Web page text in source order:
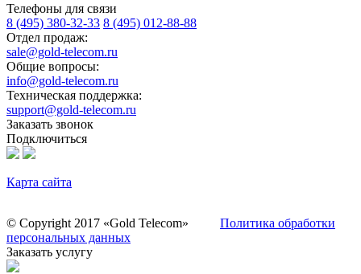
Телефоны для связи
8 (495) 380-32-33 8 (495) 012-88-88
Отдел продаж:
sale@gold-telecom.ru
Общие вопросы:
info@gold-telecom.ru
Техническая поддержка:
support@gold-telecom.ru
Заказать звонок
Подключиться
Карта сайта
© Copyright 2017 «Gold Telecom»
Политика обработки
персональных данных
Заказать услугу